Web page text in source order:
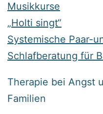
Musikkurse
„Holti singt“
Systemische Paar-
Schlafberatung für
Therapie bei Angst
Familien